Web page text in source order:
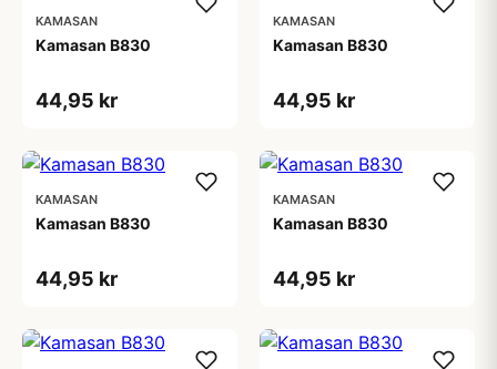
KAMASAN
Kamasan B830
44,95 kr
KAMASAN
Kamasan B830
44,95 kr
KAMASAN
Kamasan B830
44,95 kr
KAMASAN
Kamasan B830
44,95 kr